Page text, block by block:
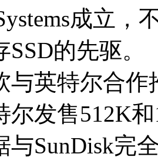
成立，
SSD的先驱。
与英特尔合作
尔发售512K
与SunDisk完